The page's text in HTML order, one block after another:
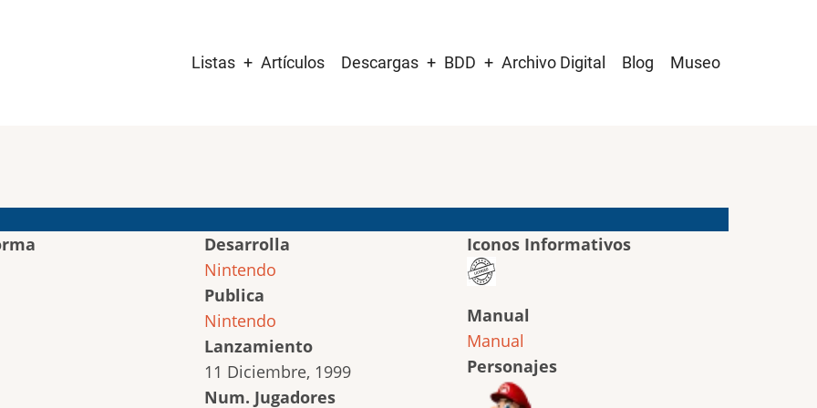
navigation
Listas Artículos Descargas BDD Archivo Digital Blog Museo
Desarrolla
Nintendo
Publica
Nintendo
Lanzamiento
11 Diciembre, 1999
Num. Jugadores
Iconos Informativos
Manual
Manual
Personajes